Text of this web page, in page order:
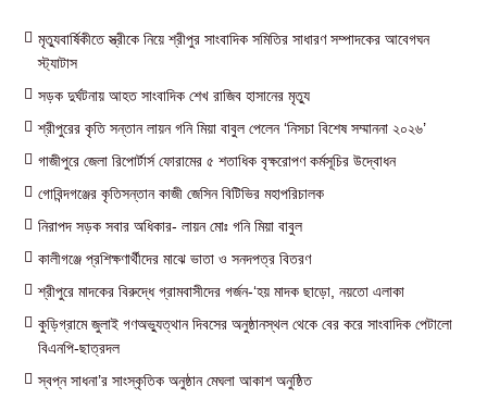
মৃত্যুবার্ষিকীতে স্ত্রীকে নিয়ে শ্রীপুর সাংবাদিক সমিতির সাধারণ সম্পাদকের আবেগঘন
স্ট্যাটাস
সড়ক দুর্ঘটনায় আহত সাংবাদিক শেখ রাজিব হাসানের মৃত্যু
শ্রীপুরের কৃতি সন্তান লায়ন গনি মিয়া বাবুল পেলেন ‘নিসচা বিশেষ সম্মাননা ২০২৬’
গাজীপুরে জেলা রিপোর্টার্স ফোরামের ৫ শতাধিক বৃক্ষরোপণ কর্মসূচির উদ্বোধন
গোবিন্দগঞ্জের কৃতিসন্তান কাজী জেসিন বিটিভির মহাপরিচালক
নিরাপদ সড়ক সবার অধিকার- লায়ন মোঃ গনি মিয়া বাবুল
কালীগঞ্জে প্রশিক্ষণার্থীদের মাঝে ভাতা ও সনদপত্র বিতরণ
শ্রীপুরে মাদকের বিরুদ্ধে গ্রামবাসীদের গর্জন-‘হয় মাদক ছাড়ো, নয়তো এলাকা
কুড়িগ্রামে জুলাই গণঅভ্যুত্থান দিবসের অনুষ্ঠানস্থল থেকে বের করে সাংবাদিক পেটালো
বিএনপি-ছাত্রদল
স্বপ্ন সাধনা’র সাংস্কৃতিক অনুষ্ঠান মেঘলা আকাশ অনুষ্ঠিত